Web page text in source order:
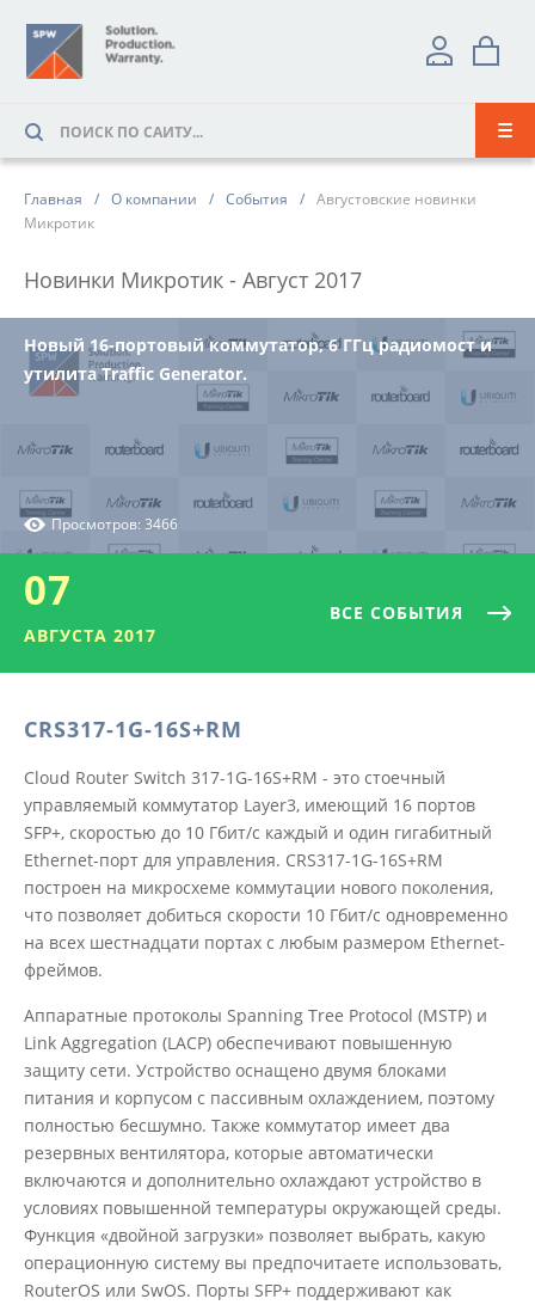
Главная О компании События
Августовские новинки
Микротик
Новинки Микротик - Август 2017
Новый 16-портовый коммутатор, 6 ГГц радиомост и
утилита Traffic Generator.
Просмотров: 3466
07
АВГУСТА 2017
ВСЕ СОБЫТИЯ
CRS317-1G-16S+RM
Cloud Router Switch 317-1G-16S+RM - это стоечный
управляемый коммутатор Layer3, имеющий 16 портов
SFP+, скоростью до 10 Гбит/с каждый и один гигабитный
Ethernet-порт для управления. CRS317-1G-16S+RM
построен на микросхеме коммутации нового поколения,
что позволяет добиться скорости 10 Гбит/с одновременно
на всех шестнадцати портах с любым размером Ethernet-
фреймов.
Аппаратные протоколы Spanning Tree Protocol (MSTP) и
Link Aggregation (LACP) обеспечивают повышенную
защиту сети. Устройство оснащено двумя блоками
питания и корпусом с пассивным охлаждением, поэтому
полностью бесшумно. Также коммутатор имеет два
резервных вентилятора, которые автоматически
включаются и дополнительно охлаждают устройство в
условиях повышенной температуры окружающей среды.
Функция «двойной загрузки» позволяет выбрать, какую
операционную систему вы предпочитаете использовать,
RouterOS или SwOS. Порты SFP+ поддерживают как